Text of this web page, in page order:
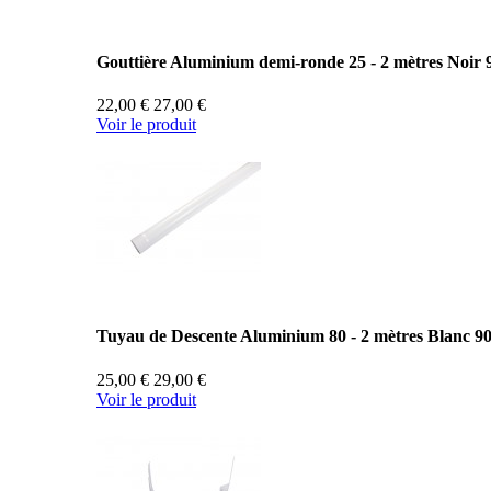
Gouttière Aluminium demi-ronde 25 - 2 mètres Noir
22,00 € 27,00 €
Voir le produit
Tuyau de Descente Aluminium 80 - 2 mètres Blanc
25,00 € 29,00 €
Voir le produit